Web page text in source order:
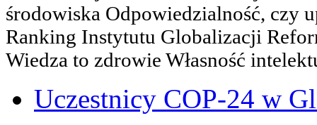
środowiska Odpowiedzialność, czy
Ranking Instytutu Globalizacji
Wiedza to zdrowie Własność
Uczestnicy COP-24 w